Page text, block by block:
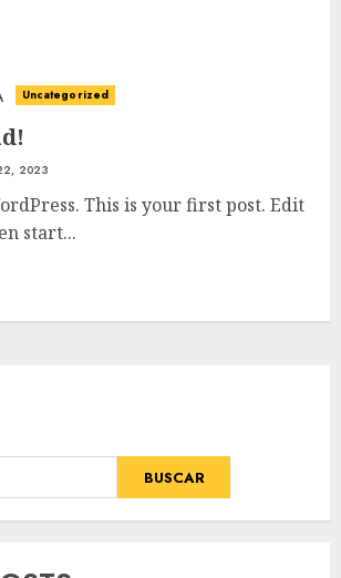
Uncategorized
2023
This is your first post. Edit
start...
BUSCAR